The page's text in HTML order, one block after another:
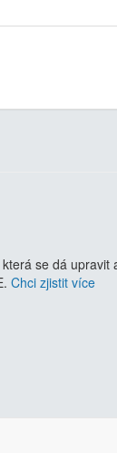
se dá upravit
Chci zjistit více